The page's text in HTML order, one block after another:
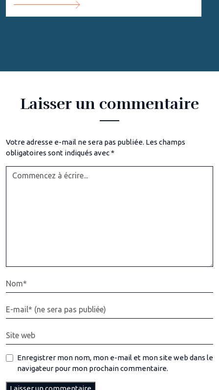
Laisser un commentaire
Votre adresse e-mail ne sera pas publiée. Les champs
obligatoires sont indiqués avec*
Enregistrer mon nom, mon e-mail et mon site web dans le
navigateur pour mon prochain commentaire.